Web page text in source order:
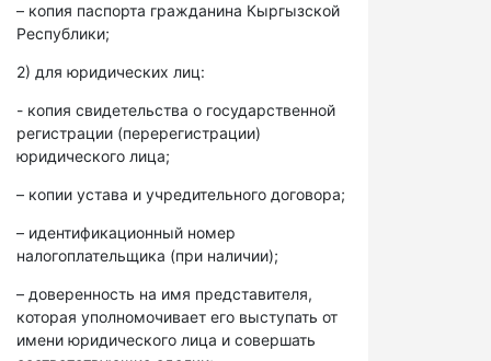
– копия паспорта гражданина Кыргызской
Республики;
2) для юридических лиц:
- копия свидетельства о государственной
регистрации (перерегистрации)
юридического лица;
– копии устава и учредительного договора;
– идентификационный номер
налогоплательщика (при наличии);
– доверенность на имя представителя,
которая уполномочивает его выступать от
имени юридического лица и совершать